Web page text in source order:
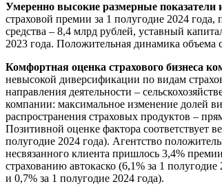
Умеренно высокие размерные
страховой премии за 1 полугодие 2024
средства – 8,4 млрд рублей, уставный
2023 года. Положительная динамика объема
Комфортная оценка страхового бизнеса
невысокой диверсификации по видам
направления деятельности –
компании: максимальное изменение долей
распространения страховых продуктов –
Позитивной оценке фактора соответствует
полугодие 2024 года). Агентство
несвязанного клиента пришлось 3,4%
страхованию автокаско (6,1% за 1
и 0,7% за 1 полугодие 2024 года).